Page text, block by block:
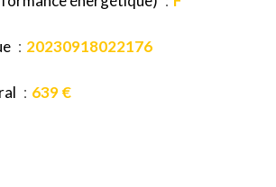
20230918022176
639 €